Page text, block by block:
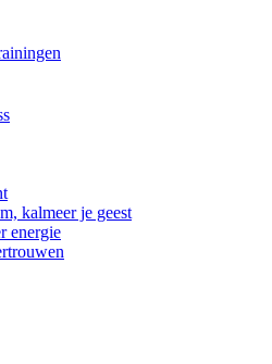
kalmeer je geest
energie